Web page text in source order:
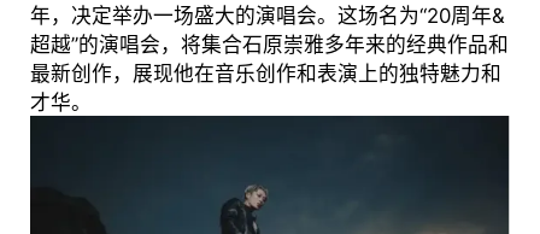
年，决定举办一场盛大的演唱会。这场名为“20周年&
超越”的演唱会，将集合石原崇雅多年来的经典作品和
最新创作，展现他在音乐创作和表演上的独特魅力和
才华。